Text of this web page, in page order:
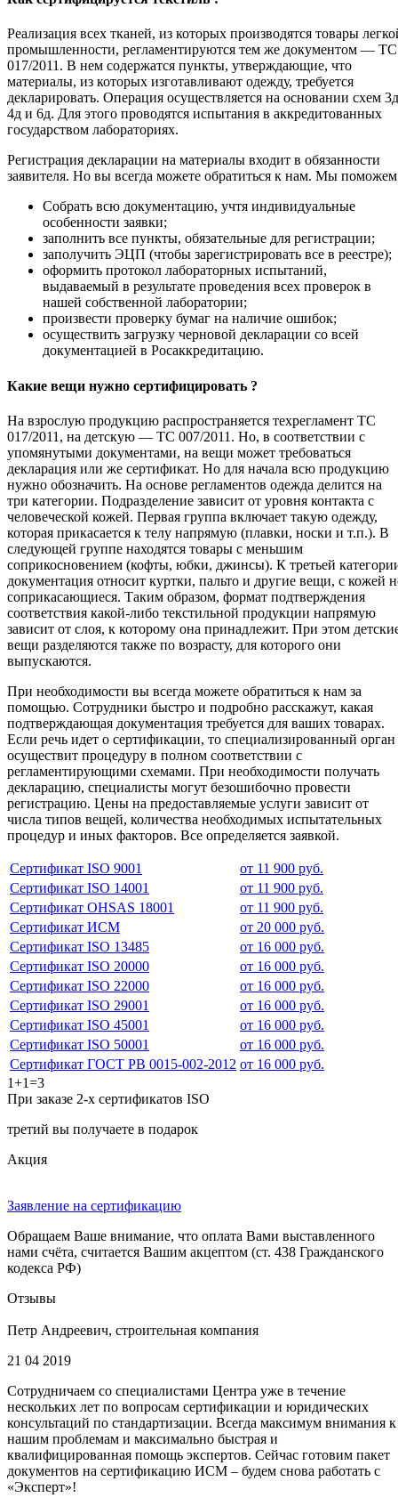
Реализация всех тканей, из которых производятся товары
промышленности, регламентируются тем же документом — ТС
017/2011. В нем содержатся пункты, утверждающие, что
материалы, из которых изготавливают одежду, требуется
декларировать. Операция осуществляется на основании схем
4д и 6д. Для этого проводятся испытания в аккредитованных
государством лабораториях.
Регистрация декларации на материалы входит в обязанности
заявителя. Но вы всегда можете обратиться к нам. Мы
Собрать всю документацию, учтя индивидуальные
особенности заявки;
заполнить все пункты, обязательные для регистрации;
заполучить ЭЦП (чтобы зарегистрировать все в реестре);
оформить протокол лабораторных испытаний,
выдаваемый в результате проведения всех проверок в
нашей собственной лаборатории;
произвести проверку бумаг на наличие ошибок;
осуществить загрузку черновой декларации со всей
документацией в Росаккредитацию.
Какие вещи нужно сертифицировать ?
На взрослую продукцию распространяется техрегламент ТС
017/2011, на детскую — ТС 007/2011. Но, в соответствии с
упомянутыми документами, на вещи может требоваться
декларация или же сертификат. Но для начала всю продукцию
нужно обозначить. На основе регламентов одежда делится на
три категории. Подразделение зависит от уровня контакта с
человеческой кожей. Первая группа включает такую одежду,
которая прикасается к телу напрямую (плавки, носки и т.п.). В
следующей группе находятся товары с меньшим
соприкосновением (кофты, юбки, джинсы). К третьей
документация относит куртки, пальто и другие вещи, с кожей
соприкасающиеся. Таким образом, формат подтверждения
соответствия какой-либо текстильной продукции напрямую
зависит от слоя, к которому она принадлежит. При этом
вещи разделяются также по возрасту, для которого они
выпускаются.
При необходимости вы всегда можете обратиться к нам за
помощью. Сотрудники быстро и подробно расскажут, какая
подтверждающая документация требуется для ваших товарах.
Если речь идет о сертификации, то специализированный орган
осуществит процедуру в полном соответствии с
регламентирующими схемами. При необходимости получать
декларацию, специалисты могут безошибочно провести
регистрацию. Цены на предоставляемые услуги зависит от
числа типов вещей, количества необходимых испытательных
процедур и иных факторов. Все определяется заявкой.
Сертификат ISO 9001
от 11 900 руб.
Сертификат ISO 14001
от 11 900 руб.
Сертификат OHSAS 18001
от 11 900 руб.
Сертификат ИСМ
от 20 000 руб.
Сертификат ISO 13485
от 16 000 руб.
Сертификат ISO 20000
от 16 000 руб.
Сертификат ISO 22000
от 16 000 руб.
Сертификат ISO 29001
от 16 000 руб.
Сертификат ISO 45001
от 16 000 руб.
Сертификат ISO 50001
от 16 000 руб.
Сертификат ГОСТ РВ 0015-002-2012 от 16 000 руб.
1+1=3
При заказе 2-х сертификатов ISO
третий вы получаете в подарок
Акция
Заявление на сертификацию
Обращаем Ваше внимание, что оплата Вами выставленного
нами счёта, считается Вашим акцептом (ст. 438 Гражданского
кодекса РФ)
Отзывы
Петр Андреевич, строительная компания
21 04 2019
Сотрудничаем со специалистами Центра уже в течение
нескольких лет по вопросам сертификации и юридических
консультаций по стандартизации. Всегда максимум внимания к
нашим проблемам и максимально быстрая и
квалифицированная помощь экспертов. Сейчас готовим пакет
документов на сертификацию ИСМ – будем снова работать с
«Эксперт»!